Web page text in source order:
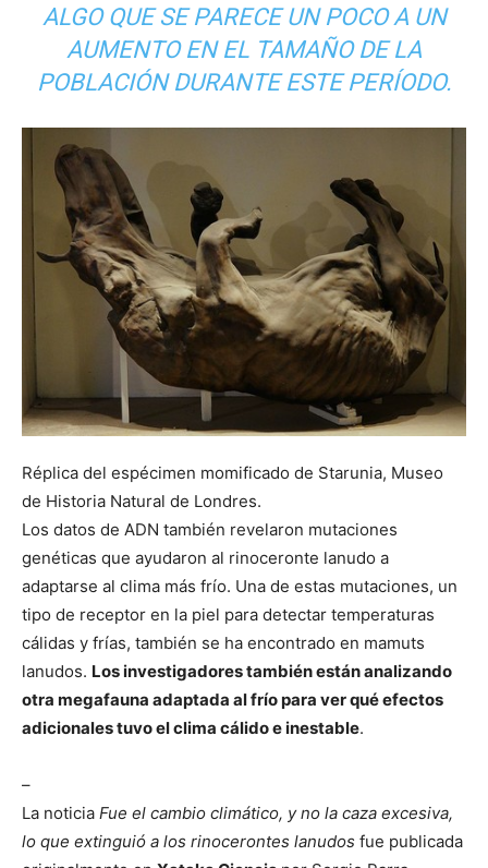
ALGO QUE SE PARECE UN POCO A UN
AUMENTO EN EL TAMAÑO DE LA
POBLACIÓN DURANTE ESTE PERÍODO.
Réplica del espécimen momificado de Starunia, Museo
de Historia Natural de Londres.
Los datos de ADN también revelaron mutaciones
genéticas que ayudaron al rinoceronte lanudo a
adaptarse al clima más frío. Una de estas mutaciones, un
tipo de receptor en la piel para detectar temperaturas
cálidas y frías, también se ha encontrado en mamuts
lanudos. Los investigadores también están analizando
otra megafauna adaptada al frío para ver qué efectos
adicionales tuvo el clima cálido e inestable.
–
La noticia Fue el cambio climático, y no la caza excesiva,
lo que extinguió a los rinocerontes lanudos fue publicada